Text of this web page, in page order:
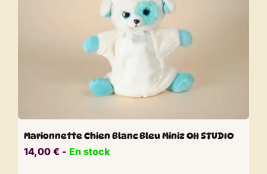
Marionnette Chien Blanc Bleu Miniz OH STUDIO
14,00 € ​​ - En stock